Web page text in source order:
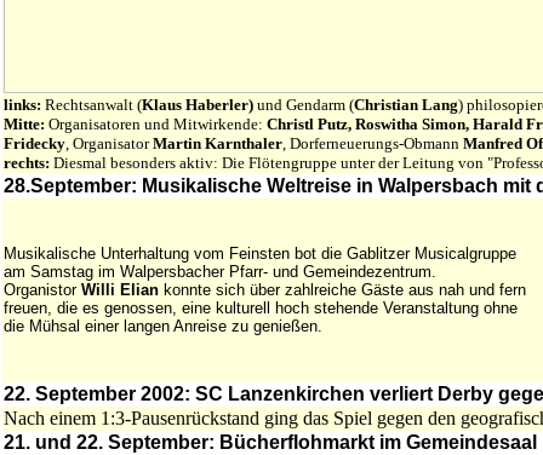
links: Rechtsanwalt (Klaus Haberler) und Gendarm (Christian Lang)
Mitte: Organisatoren und Mitwirkende: Christl Putz, Roswitha Simon, Harald
Fridecky, OrganisatorMartin Karnthaler, Dorferneuerungs-Obmann Manfred
rechts: Diesmal besonders aktiv: Die Flötengruppe unter der Leitung von
28.September: Musikalische Weltreise in Walpersbach
Musikalische Unterhaltung vom Feinsten bot die Gablitzer Musicalgruppe
am Samstag im Walpersbacher Pfarr- und Gemeindezentrum.
Organistor Willi Elian konnte sich über zahlreiche Gäste aus nah und fern
freuen, die es genossen, eine kulturell hoch stehende Veranstaltung ohne
die Mühsal einer langen Anreise zu genießen.
22. September 2002: SC Lanzenkirchen verliert Derby
Nach einem 1:3-Pausenrückstand ging das Spiel gegen den
21. und 22. September: Bücherflohmarkt im Gemeindesaal